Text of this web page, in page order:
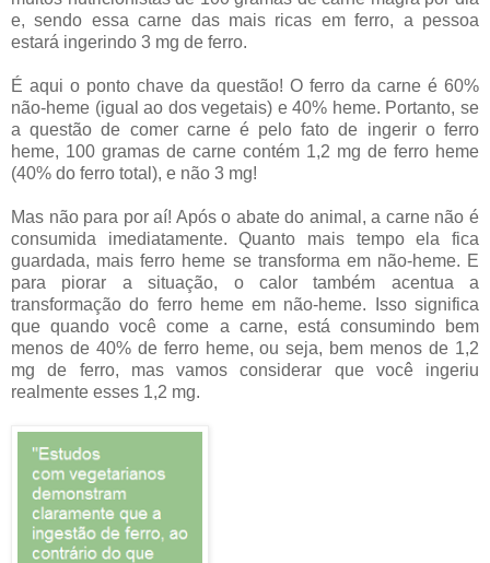
e, sendo essa carne das mais ricas em ferro, a pessoa
estará ingerindo 3 mg de ferro.
É aqui o ponto chave da questão! O ferro da carne é 60%
não-heme (igual ao dos vegetais) e 40% heme. Portanto, se
a questão de comer carne é pelo fato de ingerir o ferro
heme, 100 gramas de carne contém 1,2 mg de ferro heme
(40% do ferro total), e não 3 mg!
Mas não para por aí! Após o abate do animal, a carne não é
consumida imediatamente. Quanto mais tempo ela fica
guardada, mais ferro heme se transforma em não-heme. E
para piorar a situação, o calor também acentua a
transformação do ferro heme em não-heme. Isso significa
que quando você come a carne, está consumindo bem
menos de 40% de ferro heme, ou seja, bem menos de 1,2
mg de ferro, mas vamos considerar que você ingeriu
realmente esses 1,2 mg.